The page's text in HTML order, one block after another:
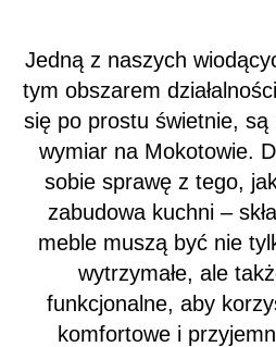
Jedną z naszych
tym obszarem
się po prostu świetnie,
wymiar na Mokotowie.
sobie sprawę z tego,
zabudowa kuchni –
meble muszą być nie
wytrzymałe, ale
funkcjonalne, aby
komfortowe i